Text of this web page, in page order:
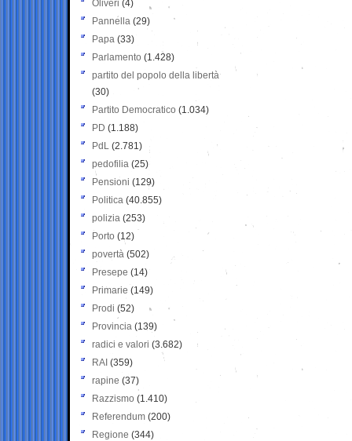
Oliveri (4)
Pannella (29)
Papa (33)
Parlamento (1.428)
partito del popolo della libertà
(30)
Partito Democratico (1.034)
PD (1.188)
PdL (2.781)
pedofilia (25)
Pensioni (129)
Politica (40.855)
polizia (253)
Porto (12)
povertà (502)
Presepe (14)
Primarie (149)
Prodi (52)
Provincia (139)
radici e valori (3.682)
RAI (359)
rapine (37)
Razzismo (1.410)
Referendum (200)
Regione (344)